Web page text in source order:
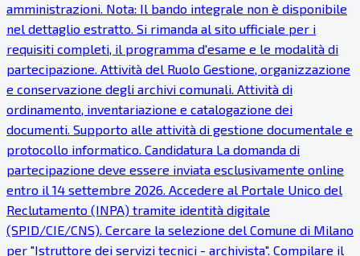
amministrazioni. Nota: Il bando integrale non è disponibile
nel dettaglio estratto. Si rimanda al sito ufficiale per i
requisiti completi, il programma d'esame e le modalità di
partecipazione. Attività del Ruolo Gestione, organizzazione
e conservazione degli archivi comunali. Attività di
ordinamento, inventariazione e catalogazione dei
documenti. Supporto alle attività di gestione documentale e
protocollo informatico. Candidatura La domanda di
partecipazione deve essere inviata esclusivamente online
entro il 14 settembre 2026. Accedere al Portale Unico del
Reclutamento (INPA) tramite identità digitale
(SPID/CIE/CNS). Cercare la selezione del Comune di Milano
per "Istruttore dei servizi tecnici - archivista". Compilare il